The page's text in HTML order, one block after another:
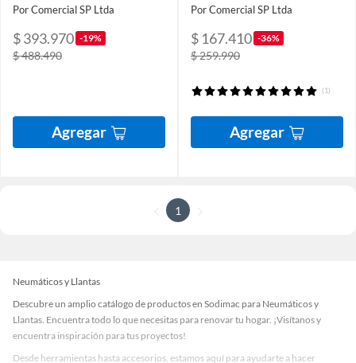
Por Comercial SP Ltda
$ 393.970 -19%
$ 488.490
Agregar
Por Comercial SP Ltda
$ 167.410 -36%
$ 259.990
(1)
Agregar
1
Neumáticos y Llantas
Descubre un amplio catálogo de productos en Sodimac para Neumáticos y
Llantas. Encuentra todo lo que necesitas para renovar tu hogar. ¡Visítanos y
encuentra inspiración para tus proyectos!
Desde herramientas hasta accesorios, estamos aquí para ayudarte a hacer